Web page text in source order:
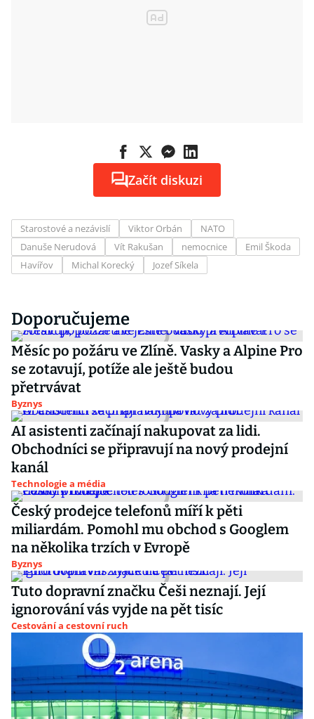
Začít diskuzi
Starostové a nezávislí Viktor Orbán
NATO
Danuše Nerudová
Vít Rakušan nemocnice
Emil Škoda
Havířov
Michal Korecký Jozef Síkela
Doporučujeme
Měsíc po požáru ve Zlíně. Vasky a Alpine Pro
se zotavují, potíže ale ještě budou
přetrvávat
Byznys
AI asistenti začínají nakupovat za lidi.
Obchodníci se připravují na nový prodejní
kanál
Technologie a média
Český prodejce telefonů míří k pěti
miliardám. Pomohl mu obchod s Googlem
na několika trzích v Evropě
Byznys
Tuto dopravní značku Češi neznají. Její
ignorování vás vyjde na pět tisíc
Cestování a cestovní ruch